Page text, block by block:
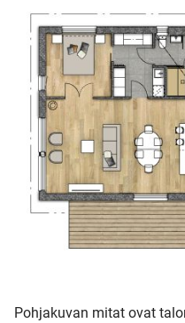
Pohjakuvan mitat ovat